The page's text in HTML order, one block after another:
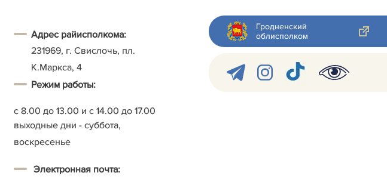
Адрес райисполкома:
231969, г. Свислочь, пл.
К.Маркса, 4
Режим работы:
с 8.00 до 13.00 и с 14.00 до 17.00
выходные дни - суббота,
воскресенье
Электронная почта:
Гродненский
облисполком